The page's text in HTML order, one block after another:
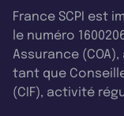
France SCPI est
le numéro
Assurance
tant que
(CIF), activité